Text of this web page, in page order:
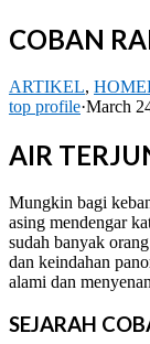
COBAN
ARTIKEL,
top profile·March
AIR
Mungkin bagi
asing mendengar
sudah banyak
dan keindahan
alami dan
SEJARAH